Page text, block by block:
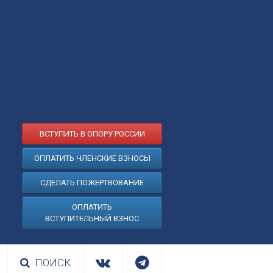
ВСТУПИТЬ В ОПОРУ РОССИИ
ОПЛАТИТЬ ЧЛЕНСКИЕ ВЗНОСЫ
СДЕЛАТЬ ПОЖЕРТВОВАНИЕ
ОПЛАТИТЬ
ВСТУПИТЕЛЬНЫЙ ВЗНОС
ПОИСК